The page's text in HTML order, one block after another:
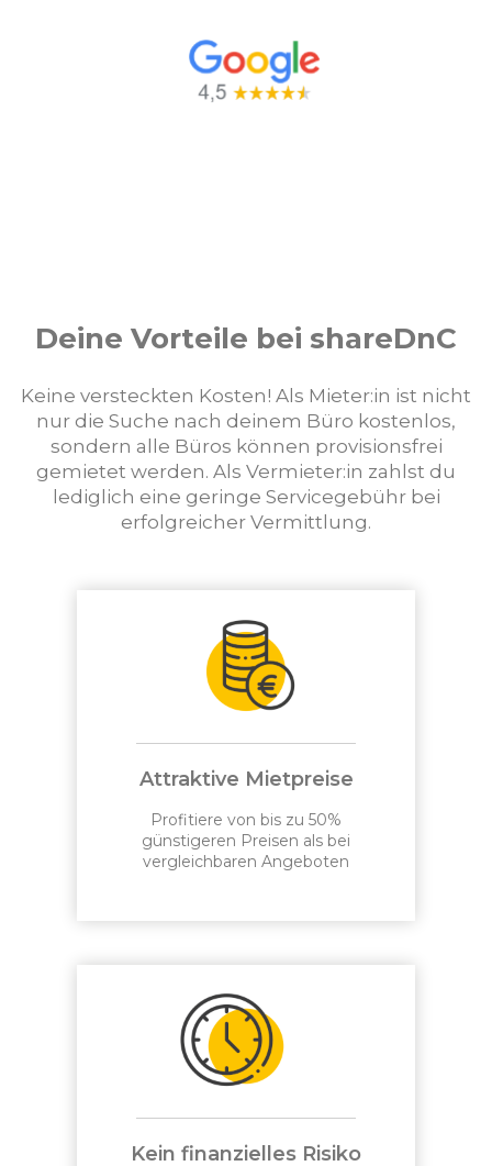
Deine Vorteile bei shareDnC
Keine versteckten Kosten! Als Mieter:in ist nicht
nur die Suche nach deinem Büro kostenlos,
sondern alle Büros können provisionsfrei
gemietet werden. Als Vermieter:in zahlst du
lediglich eine geringe Servicegebühr bei
erfolgreicher Vermittlung.
Attraktive Mietpreise
Profitiere von bis zu 50%
günstigeren Preisen als bei
vergleichbaren Angeboten
Kein finanzielles Risiko